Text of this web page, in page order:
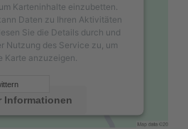
Karteninhalte einzubetten.
Daten zu Ihren Aktivitäten
Sie die Details durch und
Nutzung des Service zu, um
Karte anzuzeigen.
Informationen